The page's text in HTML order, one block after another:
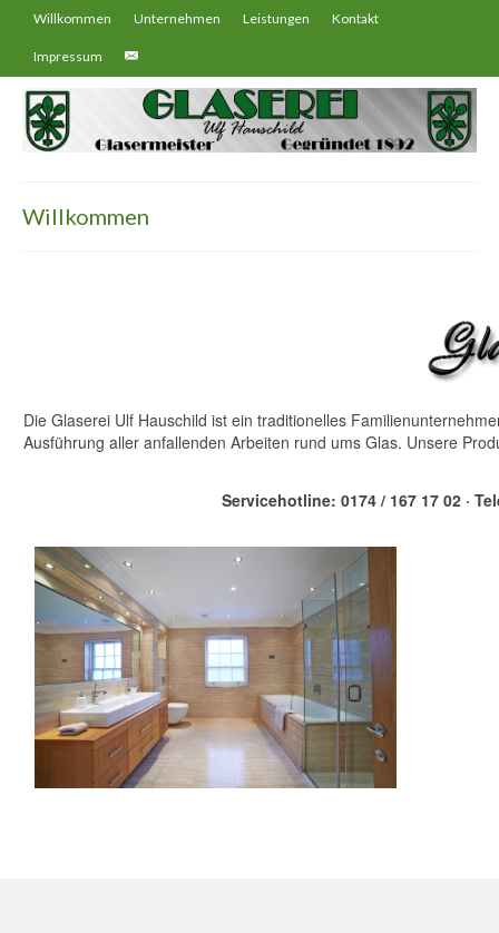
Willkommen Unternehmen Leistungen Kontakt
Impressum
Willkommen
Die Glaserei Ulf Hauschild ist ein traditionelles
Ausführung aller anfallenden Arbeiten rund ums Glas. Unsere
Servicehotline: 0174 / 167 17 02 ·